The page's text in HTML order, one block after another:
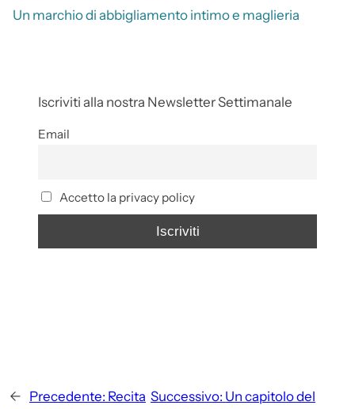
Un marchio di abbigliamento intimo e maglieria
Iscriviti alla nostra Newsletter Settimanale
Email
Accetto la privacy policy
← Precedente: Recita Successivo: Un capitolo del